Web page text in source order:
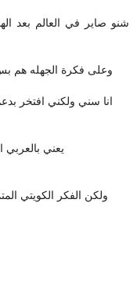
شنو صاير في العالم بعد
وعلى فكرة الجهله هم
انا سني ولكني افتخر
يعني بالعربي
ولكن الفكر الكويتي